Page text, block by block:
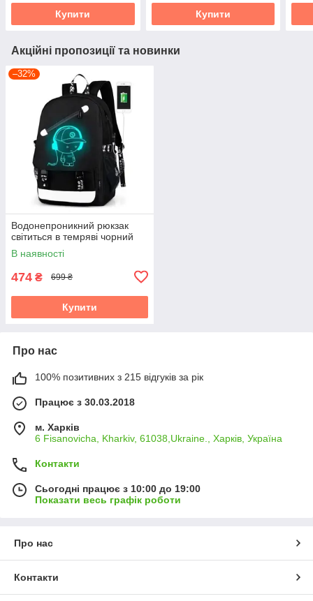
Купити Купити
Акційні пропозиції та новинки
–32%
Водонепроникний рюкзак
світиться в темряві чорний
В наявності
474 ₴ 699 ₴
Купити
Про нас
100% позитивних з 215 відгуків за рік
Працює з 30.03.2018
м. Харків
6 Fisanovicha, Kharkiv, 61038,Ukraine., Харків, Україна
Контакти
Сьогодні працює з 10:00 до 19:00
Показати весь графік роботи
Про нас
Контакти